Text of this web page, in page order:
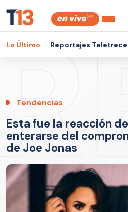
Lo Último Reportajes Teletrece
Tendencias
Esta fue la reacción
enterarse del
de Joe Jonas